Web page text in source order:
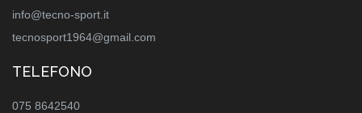
info@tecno-sport.it
tecnosport1964@gmail.com
TELEFONO
075 8642540